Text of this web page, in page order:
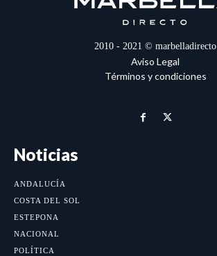
2010 - 2021 © marbelladirecto
Aviso Legal
Términos y condiciones
Noticias
ANDALUCÍA
COSTA DEL SOL
ESTEPONA
NACIONAL
POLÍTICA